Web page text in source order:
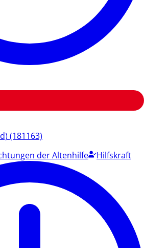
(181163)
der Altenhilfe Hilfskraft